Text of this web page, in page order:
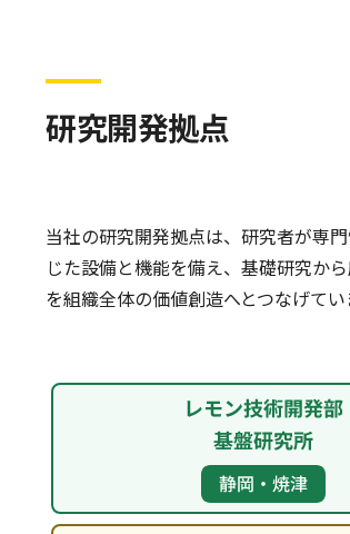
研究開発拠点
当社の研究開発拠点は、研究者が専
じた設備と機能を備え、基礎研究か
を組織全体の価値創造へとつなげてい